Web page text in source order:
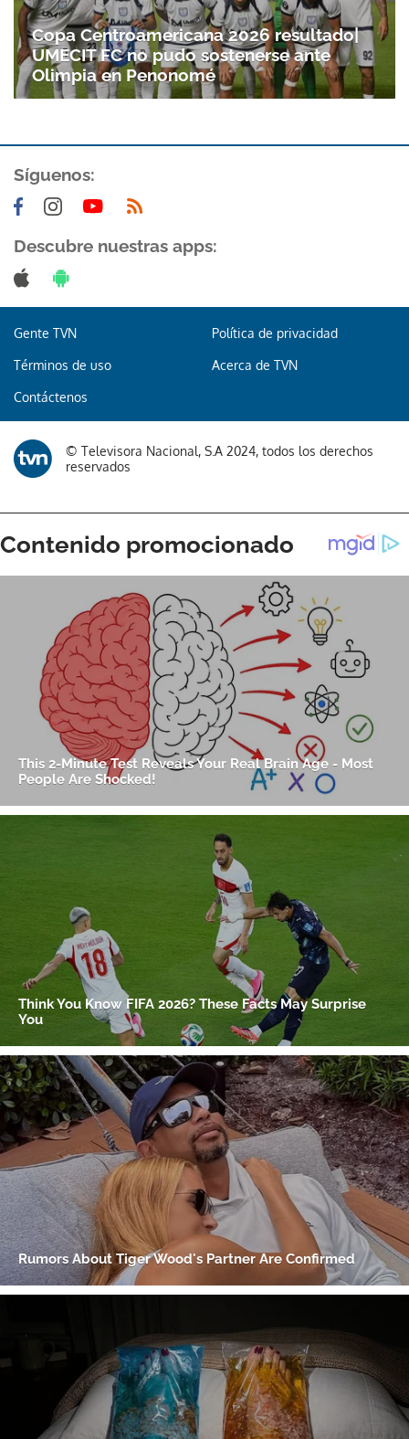
Copa Centroamericana 2026 resultado|
UMECIT FC no pudo sostenerse ante
Olimpia en Penonomé
Síguenos:
Descubre nuestras apps:
Gente TVN Política de privacidad
Términos de uso Acerca de TVN
Contáctenos
© Televisora Nacional, S.A 2024, todos los derechos
reservados